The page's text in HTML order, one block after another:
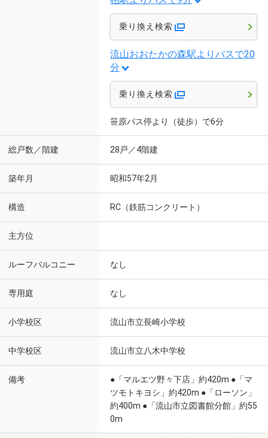
乗り換え検索
流山おおたかの森駅よりバスで20
分
乗り換え検索
笹原バス停より（徒歩）で6分
総戸数／階建 28戸／4階建
築年月 昭和57年2月
構造 RC（鉄筋コンクリート）
主方位
ルーフバルコニー なし
専用庭 なし
小学校区 流山市立長崎小学校
中学校区 流山市立八木中学校
備考
●「マルエツ野々下店」約420m ●「マ
ツモトキヨシ」約420m ●「ローソン」
約400m ●「流山市立図書館分館」約55
0m